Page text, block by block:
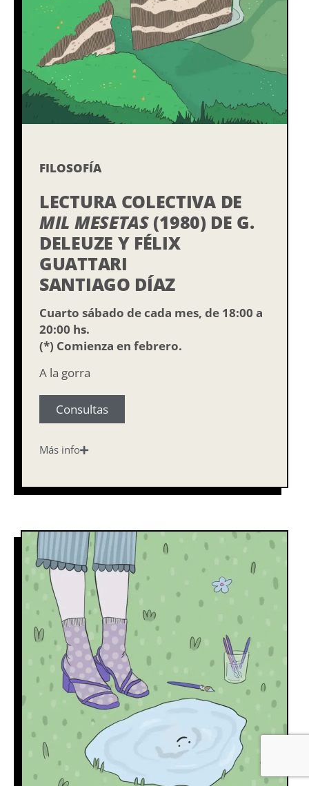
FILOSOFÍA
LECTURA COLECTIVA DE
MIL MESETAS (1980) DE G.
DELEUZE Y FÉLIX
GUATTARI
SANTIAGO DÍAZ
Cuarto sábado de cada mes, de 18:00 a
20:00 hs.
(*) Comienza en febrero.
A la gorra
Consultas
Más info